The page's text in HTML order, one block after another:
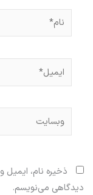
نام*
ایمیل*
وبسایت
ذخیره نام، ایمیل
دیدگاهی می‌نویسم.